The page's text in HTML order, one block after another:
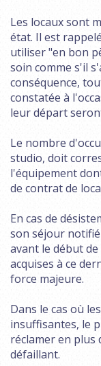
Les locaux sont
état. Il est
utiliser "en bon
soin comme s'il
conséquence,
constatée à
leur départ
Le nombre
studio, doit
l'équipement
de contrat de
En cas de
son séjour
avant le début
acquises à ce
force majeure.
Dans le cas où
insuffisantes, le
réclamer en plus
défaillant.